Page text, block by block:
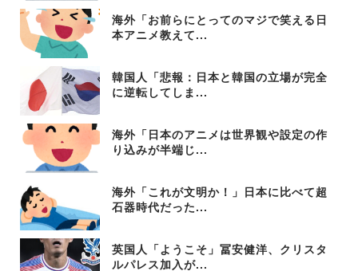
海外「お前らにとってのマジで笑える日
本アニメ教えて...
韓国人「悲報：日本と韓国の立場が完全
に逆転してしま...
海外「日本のアニメは世界観や設定の作
り込みが半端じ...
海外「これが文明か！」日本に比べて超
石器時代だった...
英国人「ようこそ」冨安健洋、クリスタ
ルパレス加入が...